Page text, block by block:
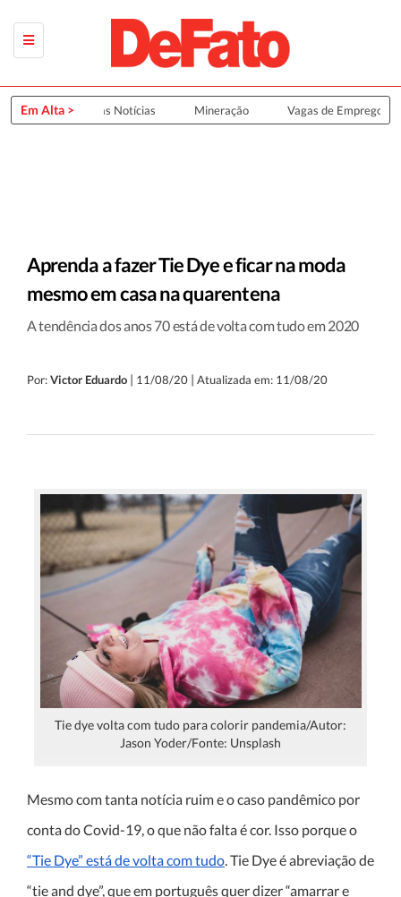
Em Alta >Últimas Notícias Mineração Vagas de Emprego
Aprenda a fazer Tie Dye e ficar na moda
mesmo em casa na quarentena
A tendência dos anos 70 está de volta com tudo em 2020
Por:Victor Eduardo | 11/08/20 | Atualizada em: 11/08/20
Tie dye volta com tudo para colorir pandemia/Autor:
Jason Yoder/Fonte: Unsplash
Mesmo com tanta notícia ruim e o caso pandêmico por
conta do Covid-19, o que não falta é cor. Isso porque o
“Tie Dye” está de volta com tudo. Tie Dye é abreviação de
“tie and dye”, que em português quer dizer “amarrar e